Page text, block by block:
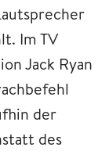
Im TV
Jack Ryan
der
des